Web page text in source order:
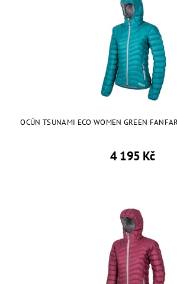
OCÚN TSUNAMI ECO WOMEN GREEN
4 195 Kč